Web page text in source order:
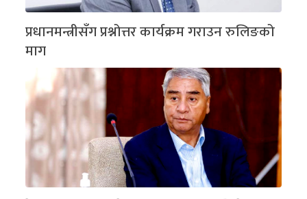
प्रधानमन्त्रीसँग प्रश्नोत्तर कार्यक्रम गराउन रुलिङको
माग